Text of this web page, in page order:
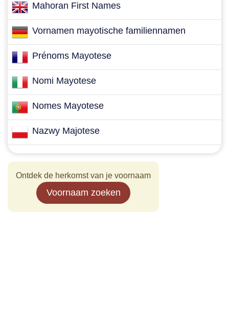
Mahoran First Names
Vornamen mayotische familiennamen
Prénoms Mayotese
Nomi Mayotese
Nomes Mayotese
Nazwy Majotese
Ontdek de herkomst van je voornaam
Voornaam zoeken